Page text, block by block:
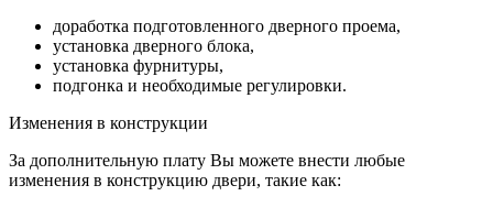
доработка подготовленного дверного проема,
установка дверного блока,
установка фурнитуры,
подгонка и необходимые регулировки.
Изменения в конструкции
За дополнительную плату Вы можете внести любые
изменения в конструкцию двери, такие как: